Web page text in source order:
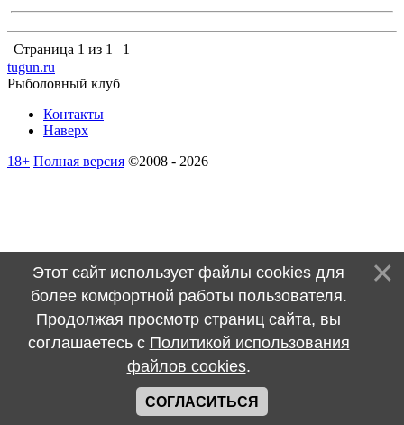
Страница 1 из 1
1
tugun.ru
Рыболовный клуб
Контакты
Наверх
18+ Полная версия ©2008 - 2026
Этот сайт использует файлы cookies для
более комфортной работы пользователя.
Продолжая просмотр страниц сайта, вы
соглашаетесь с Политикой использования
файлов cookies.
СОГЛАСИТЬСЯ